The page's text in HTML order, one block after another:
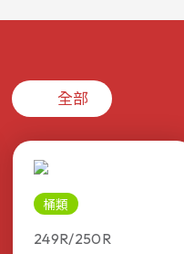
全部
桶類
249R/250R